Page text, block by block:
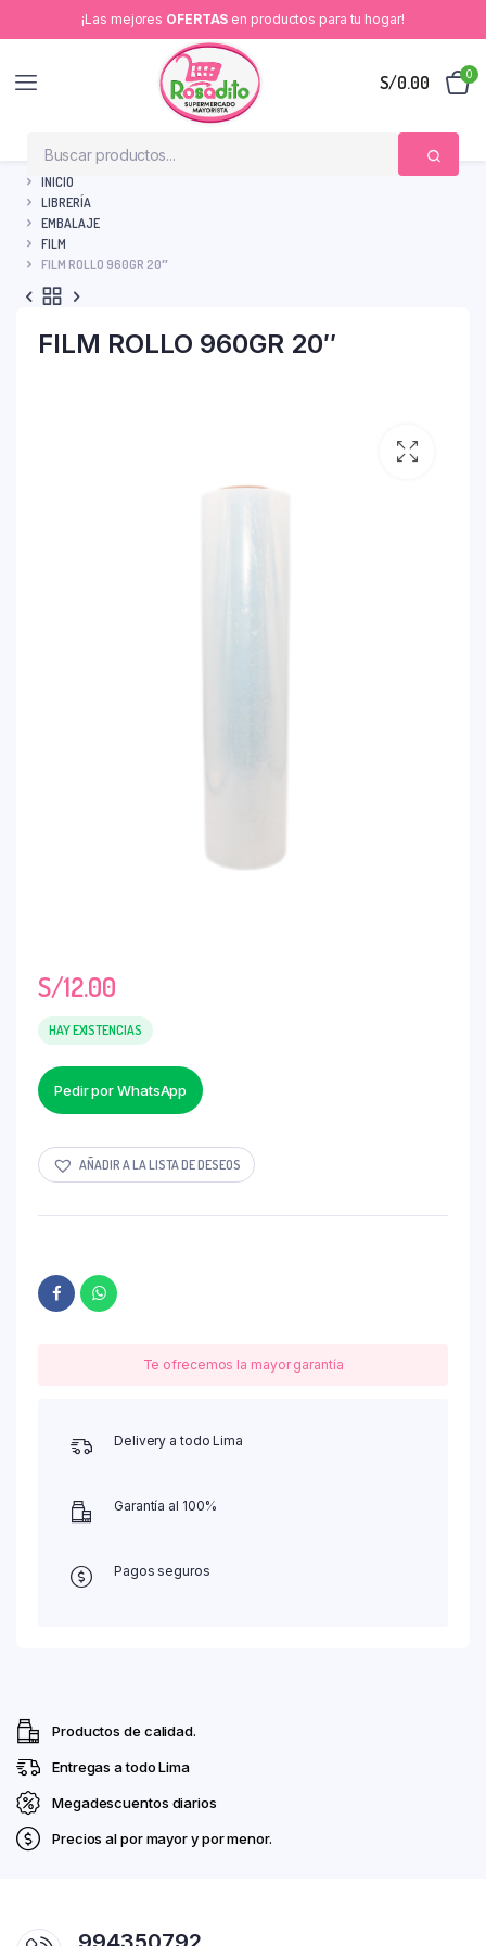
¡Las mejores OFERTAS en productos para tu hogar!
S/0.00 0
INICIO
LIBRERÍA
EMBALAJE
FILM
FILM ROLLO 960GR 20″
FILM ROLLO 960GR 20″
S/12.00
HAY EXISTENCIAS
Pedir por WhatsApp
AÑADIR A LA LISTA DE DESEOS
Te ofrecemos la mayor garantía
Delivery a todo Lima
Garantía al 100%
Pagos seguros
Productos de calidad.
Entregas a todo Lima
Megadescuentos diarios
Precios al por mayor y por menor.